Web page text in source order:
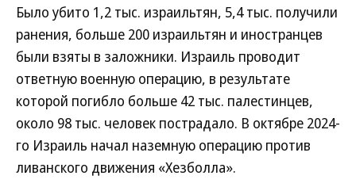
Было убито 1,2 тыс. израильтян, 5,4 тыс. получили
ранения, больше 200 израильтян и иностранцев
были взяты в заложники. Израиль проводит
ответную военную операцию, в результате
которой погибло больше 42 тыс. палестинцев,
около 98 тыс. человек пострадало. В октябре 2024-
го Израиль начал наземную операцию против
ливанского движения «Хезболла».